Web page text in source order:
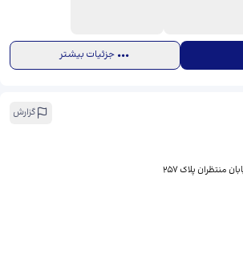
جزئیات بیشتر
گزارش
منتظران پلاک 257